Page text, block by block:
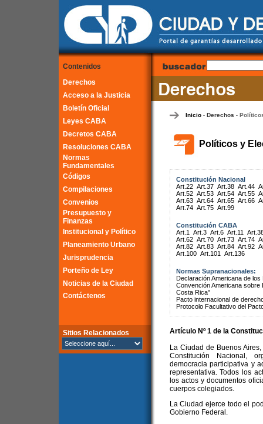
Contenidos
Derechos
Acceso a la Justicia
Boletín Oficial
Leyes CABA
Decretos CABA
Resoluciones CABA
Normas
Fundamentales
Códigos
Compilaciones
Convenios
Presupuesto y
Finanzas
Institucional y Político
Planeamiento Urbano
Jurisprudencia
Porteño de Ley
Noticias de la Ciudad
Contáctenos
Sitios Relacionados
Inicio- Derechos -
Políticos y
Constitución Nacional
Art.22 Art.37 Art.38 Art.44
Art.52 Art.53 Art.54 Art.55
Art.63 Art.64 Art.65 Art.66
Art.74 Art.75 Art.99
Constitución CABA
Art.1
Art.3 Art.6 Art.11
Art.62 Art.70 Art.73 Art.74
Art.82 Art.83 Art.84 Art.92
Art.100 Art.101 Art.136
Normas Supranacionales:
Declaración Americana de
Convención Americana
Costa Rica"
Pacto internacional de
Protocolo Facultativo del
Artículo Nº 1 de la
La Ciudad de Buenos
Constitución Nacional,
democracia participativa y
representativa. Todos los
los actos y documentos
cuerpos colegiados.
La Ciudad ejerce todo el
Gobierno Federal.